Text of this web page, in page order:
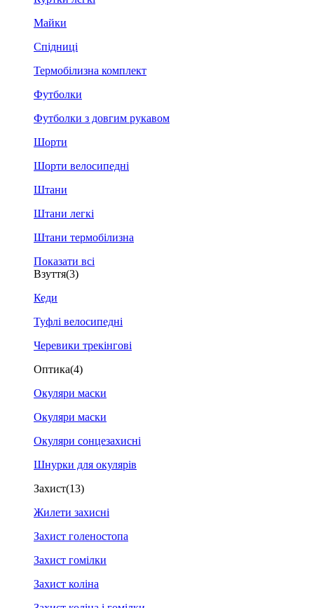
Майки
Спідниці
Термобілизна комплект
Футболки
Футболки з довгим рукавом
Шорти
Шорти велосипедні
Штани
Штани легкі
Штани термобілизна
Показати всі
Взуття(3)
Кеди
Туфлі велосипедні
Черевики трекінгові
Оптика(4)
Окуляри маски
Окуляри маски
Окуляри сонцезахисні
Шнурки для окулярів
Захист(13)
Жилети захисні
Захист голеностопа
Захист гомілки
Захист коліна